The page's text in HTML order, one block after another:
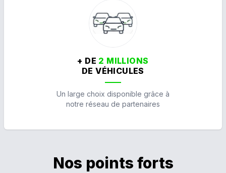
+ DE 2 MILLIONS
DE VÉHICULES
Un large choix disponible grâce à
notre réseau de partenaires
Nos points forts